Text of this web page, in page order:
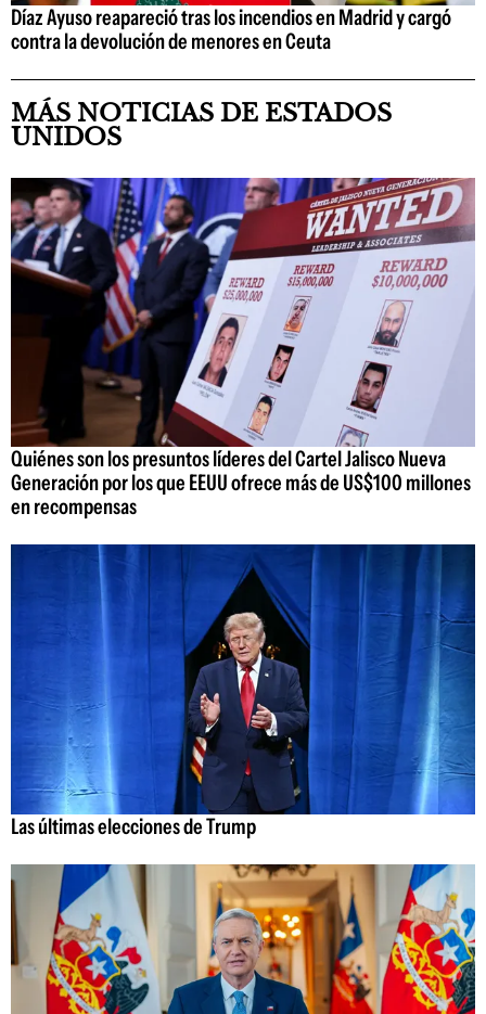
Díaz Ayuso reapareció tras los incendios en Madrid y cargó
contra la devolución de menores en Ceuta
MÁS NOTICIAS DE ESTADOS
UNIDOS
Quiénes son los presuntos líderes del Cartel Jalisco Nueva
Generación por los que EEUU ofrece más de US$100 millones
en recompensas
Las últimas elecciones de Trump